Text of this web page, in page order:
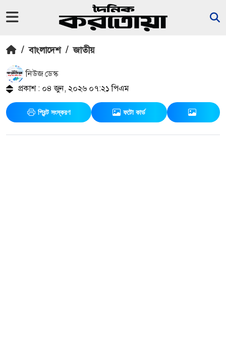
/ বাংলাদেশ / জাতীয়
নিউজ ডেস্ক
প্রকাশ : ০৪ জুন, ২০২৬ ০৭:২১ পিএম
প্রিন্ট সংস্করণ ফটো কার্ড